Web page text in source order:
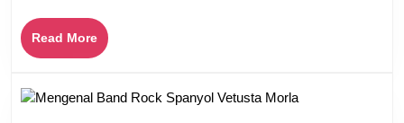
Read MoreRead
More